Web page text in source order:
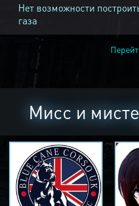
Нет возможности
газа
Мисс и